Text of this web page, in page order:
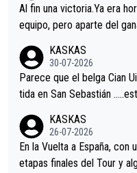
Al fin una victoria.Ya era
equipo, pero aparte del
s.La única buena noticia es
astian.Si en la Vuelta a
er alguna sorpresa en la
KASKAS
30-07-2026
Parece que el belga Cian
tida en San Sebastián
KASKAS
26-07-2026
En la Vuelta a España, con
etapas finales del Tour y